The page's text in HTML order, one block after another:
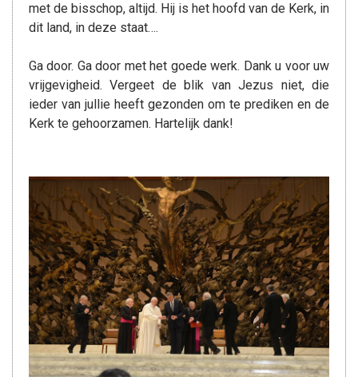
met de bisschop, altijd. Hij is het hoofd van de Kerk, in
dit land, in deze staat….
Ga door. Ga door met het goede werk. Dank u voor uw
vrijgevigheid. Vergeet de blik van Jezus niet, die
ieder van jullie heeft gezonden om te prediken en de
Kerk te gehoorzamen. Hartelijk dank!